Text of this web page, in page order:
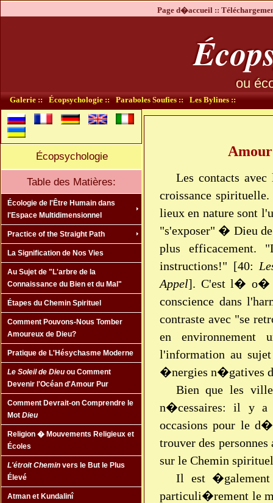
Page d�accueil ::
ou
Galerie :: Écopsychologie :: Paraboles Soufies :: Les Bylines ::
Écopsychologie
Table des Matières:
Écologie de l'Être Humain dans
l'Espace Multidimensionnel
Practice of the Straight Path
La Signification de Nos Vies
Au Sujet de "L'arbre de la
Connaissance du Bien et du Mal"
Étapes du Chemin Spirituel
Comment Pouvons-Nous Tomber
Amoureux de Dieu?
Pratique de L'Hésychasme Moderne
Le Soleil de Dieu ou Comment
Devenir l'Océan d'Amour Pur
Comment Devrait-on Comprendre le
Mot Dieu
Religion � Mouvements Religieux et
Écoles
L'étroit Chemin vers le But le Plus
Élevé
Atman et Kundalinî
Les contacts
croissance
lieux en nature sont
"s'exposer" � Dieu
plus efficacement.
instructions!" [40:
Appel]. C'est l� o�
conscience dans
contraste avec "se
en environnement
l'information au
�nergies n�gatives
Bien que les
n�cessaires: il y a
occasions pour le
trouver des
sur le Chemin
Il est
particuli�rement le